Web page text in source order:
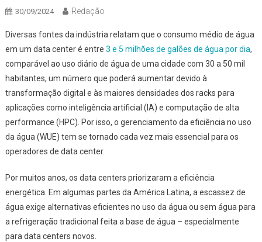
30/09/2024 Redação
Diversas fontes da indústria relatam que o consumo médio de água
em um data center é entre 3 e 5 milhões de galões de água por dia,
comparável ao uso diário de água de uma cidade com 30 a 50 mil
habitantes, um número que poderá aumentar devido à
transformação digital e às maiores densidades dos racks para
aplicações como inteligência artificial (IA) e computação de alta
performance (HPC). Por isso, o gerenciamento da eficiência no uso
da água (WUE) tem se tornado cada vez mais essencial para os
operadores de data center.
Por muitos anos, os data centers priorizaram a eficiência
energética. Em algumas partes da América Latina, a escassez de
água exige alternativas eficientes no uso da água ou sem água para
a refrigeração tradicional feita a base de água – especialmente
para data centers novos.